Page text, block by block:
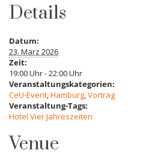
Details
Datum:
23. März 2026
Zeit:
19:00 Uhr - 22:00 Uhr
Veranstaltungskategorien:
CeU-Event,Hamburg,Vortrag
Veranstaltung-Tags:
Hotel Vier Jahreszeiten
Venue